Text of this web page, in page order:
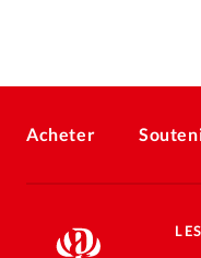
Acheter